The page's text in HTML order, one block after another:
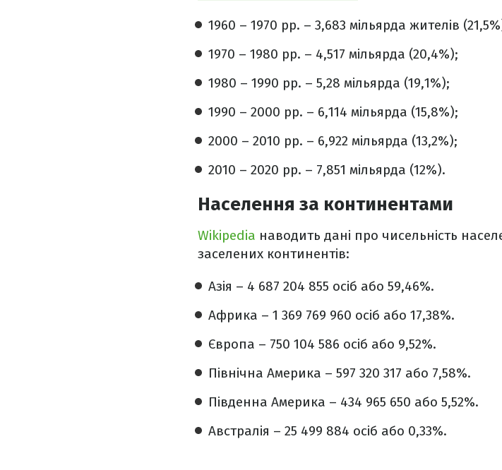
1960 – 1970 рр. – 3,683 мільярда жителів
1970 – 1980 рр. – 4,517 мільярда (20,4%);
1980 – 1990 рр. – 5,28 мільярда (19,1%);
1990 – 2000 рр. – 6,114 мільярда (15,8%);
2000 – 2010 рр. – 6,922 мільярда (13,2%);
2010 – 2020 рр. – 7,851 мільярда (12%).
Населення за континентами
Wikipedia наводить дані про чисельність
заселених континентів:
Азія – 4 687 204 855 осіб або 59,46%.
Африка – 1 369 769 960 осіб або 17,38%.
Європа – 750 104 586 осіб або 9,52%.
Північна Америка – 597 320 317 або 7,58%.
Південна Америка – 434 965 650 або 5,52%.
Австралія – ​​25 499 884 осіб або 0,33%.